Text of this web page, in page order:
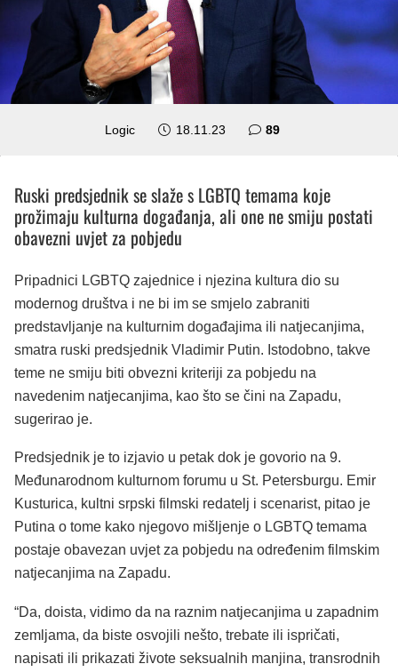
Logic 18.11.23 89komentara
Ruski predsjednik se slaže s LGBTQ temama koje
prožimaju kulturna događanja, ali one ne smiju postati
obavezni uvjet za pobjedu
Pripadnici LGBTQ zajednice i njezina kultura dio su
modernog društva i ne bi im se smjelo zabraniti
predstavljanje na kulturnim događajima ili natjecanjima,
smatra ruski predsjednik Vladimir Putin. Istodobno, takve
teme ne smiju biti obvezni kriteriji za pobjedu na
navedenim natjecanjima, kao što se čini na Zapadu,
sugerirao je.
Predsjednik je to izjavio u petak dok je govorio na 9.
Međunarodnom kulturnom forumu u St. Petersburgu. Emir
Kusturica, kultni srpski filmski redatelj i scenarist, pitao je
Putina o tome kako njegovo mišljenje o LGBTQ temama
postaje obavezan uvjet za pobjedu na određenim filmskim
natjecanjima na Zapadu.
“Da, doista, vidimo da na raznim natjecanjima u zapadnim
zemljama, da biste osvojili nešto, trebate ili ispričati,
napisati ili prikazati živote seksualnih manjina, transrodnih